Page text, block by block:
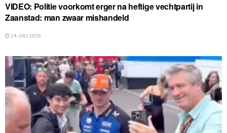
VIDEO: Politie voorkomt erger na heftige vechtpartij in
Zaanstad: man zwaar mishandeld
24 JULI 2026